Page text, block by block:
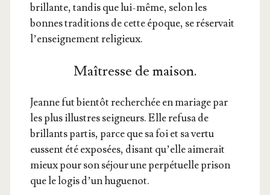
brillante, tan­dis que lui-même, selon les
bonnes tra­di­tions de cette époque, se réser­vait
l’en­sei­gne­ment religieux.
Maîtresse de maison.
Jeanne fut bien­tôt recher­chée en mariage par
les plus illustres sei­gneurs. Elle refu­sa de
brillants par­tis, parce que sa foi et sa ver­tu
eussent été expo­sées, disant qu’elle aime­rait
mieux pour son séjour une per­pé­tuelle pri­son
que le logis d’un huguenot.